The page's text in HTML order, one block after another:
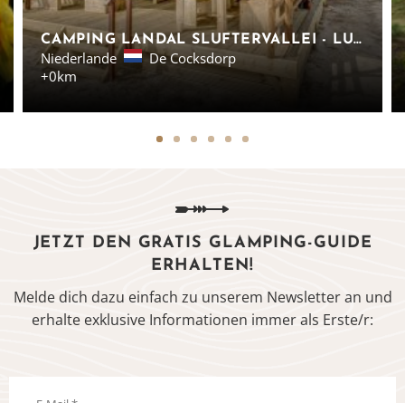
CAMPING LANDAL SLUFTERVALLEI - LUXURIÖSE SAFARIZELTE
Niederlande
De Cocksdorp
+0km
JETZT DEN GRATIS GLAMPING-GUIDE
ERHALTEN!
Melde dich dazu einfach zu unserem Newsletter an und
erhalte exklusive Informationen immer als Erste/r: